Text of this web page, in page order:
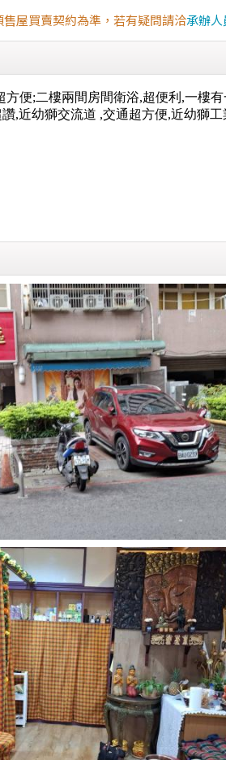
屋買賣契約為準，若有疑問請洽承辦人